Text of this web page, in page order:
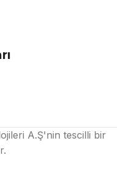
A.Ş'nin tescilli bir